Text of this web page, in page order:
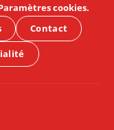
cookies.
Contact